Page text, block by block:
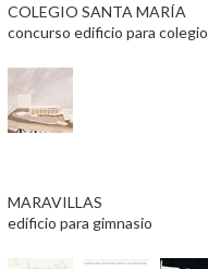
COLEGIO SANTA MARÍA
concurso edificio para colegio
MARAVILLAS
edificio para gimnasio